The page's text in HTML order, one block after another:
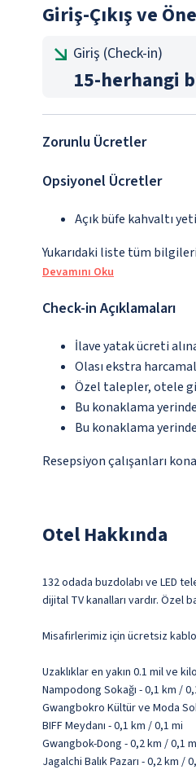
Giriş-Çıkış ve
Giriş (Check-in)
15-herhangi
Zorunlu Ücretler
Opsiyonel Ücretler
Açık büfe kahvaltı
Yukarıdaki liste tüm
Devamını Oku
Check-in Açıklamaları
İlave yatak ücreti
Olası ekstra
Özel talepler, otele
Bu konaklama
Bu konaklama
Resepsiyon çalışanları
Otel Hakkında
132 odada buzdolabı ve LED
dijital TV kanalları vardır. Özel
Misafirlerimiz için ücretsiz
Uzaklıklar en yakın 0.1 mil ve
Nampodong Sokağı - 0,1 km /
Gwangbokro Kültür ve Moda
BIFF Meydanı - 0,1 km / 0,1 mi
Gwangbok-Dong - 0,2 km / 0,1
Jagalchi Balık Pazarı - 0,2 km /